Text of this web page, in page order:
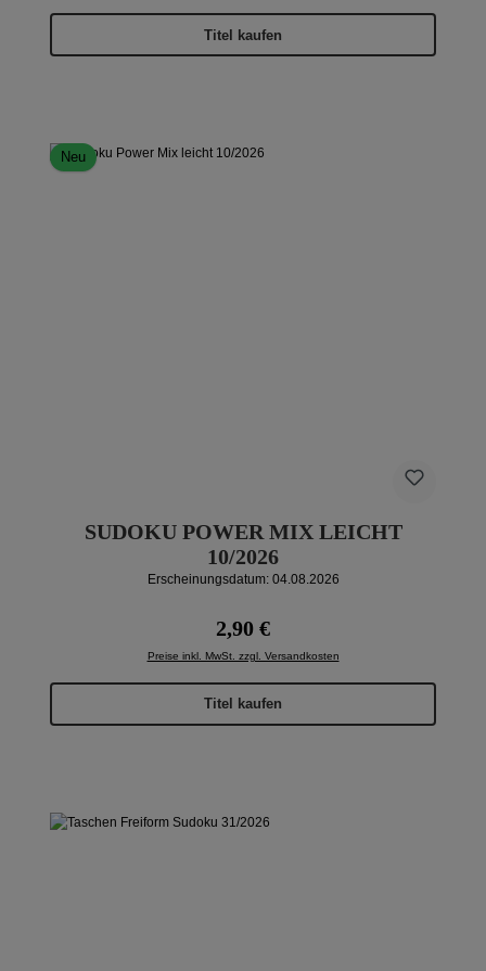
Titel kaufen
Neu
SUDOKU POWER MIX LEICHT
10/2026
Erscheinungsdatum: 04.08.2026
Regulärer Preis:
2,90 €
Preise inkl. MwSt. zzgl. Versandkosten
Titel kaufen